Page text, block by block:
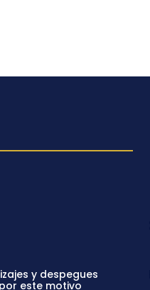
y despegues
este motivo